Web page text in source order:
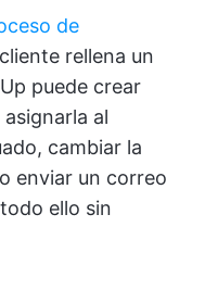
de
rellena un
puede crear
al
cambiar la
enviar un correo
ello sin